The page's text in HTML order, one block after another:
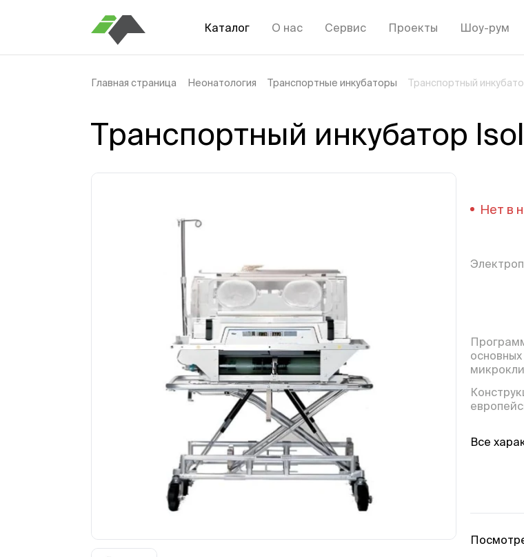
Каталог О нас Сервис Проекты Шоу-рум
Главная страница Неонатология Транспортные инкубаторы Транспортный
Транспортный инкубатор
Нет в
Все